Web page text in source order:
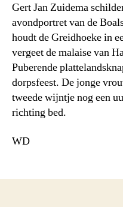
Gert Jan Zuidema
avondportret van de
houdt de Greidhoeke in
vergeet de malaise van
Puberende
dorpsfeest. De jonge
tweede wijntje nog een
richting bed.
WD